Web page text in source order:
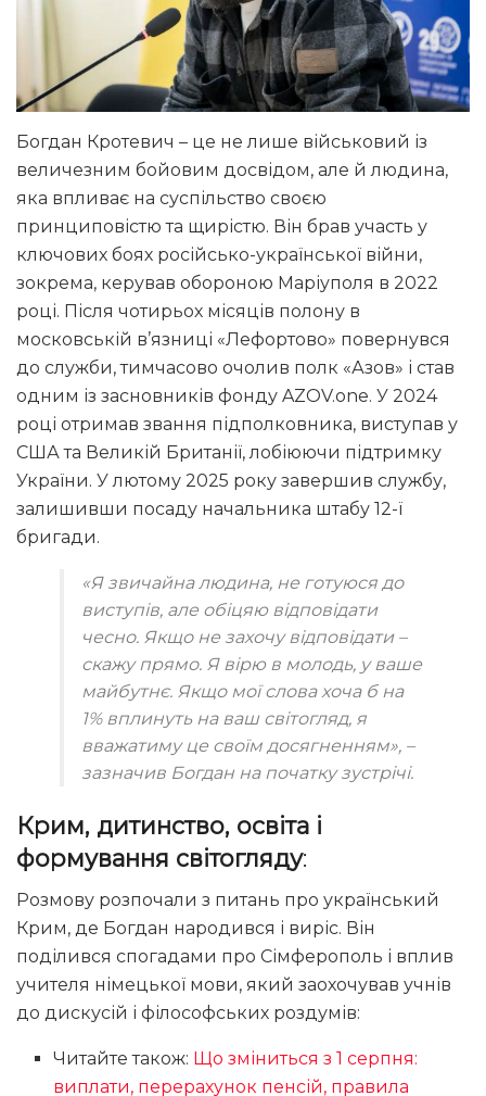
Богдан Кротевич – це не лише військовий із
величезним бойовим досвідом, але й людина,
яка впливає на суспільство своєю
принциповістю та щирістю. Він брав участь у
ключових боях російсько-української війни,
зокрема, керував обороною Маріуполя в 2022
році. Після чотирьох місяців полону в
московській в’язниці «Лефортово» повернувся
до служби, тимчасово очолив полк «Азов» і став
одним із засновників фонду AZOV.one. У 2024
році отримав звання підполковника, виступав у
США та Великій Британії, лобіюючи підтримку
України. У лютому 2025 року завершив службу,
залишивши посаду начальника штабу 12-ї
бригади.
«Я звичайна людина, не готуюся до
виступів, але обіцяю відповідати
чесно. Якщо не захочу відповідати –
скажу прямо. Я вірю в молодь, у ваше
майбутнє. Якщо мої слова хоча б на
1% вплинуть на ваш світогляд, я
вважатиму це своїм досягненням», –
зазначив Богдан на початку зустрічі.
Крим, дитинство, освіта і
формування світогляду:
Розмову розпочали з питань про український
Крим, де Богдан народився і виріс. Він
поділився спогадами про Сімферополь і вплив
учителя німецької мови, який заохочував учнів
до дискусій і філософських роздумів:
Читайте також: Що зміниться з 1 серпня:
виплати, перерахунок пенсій, правила